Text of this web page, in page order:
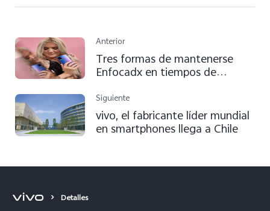
Anterior
Tres formas de mantenerse
Enfocadx en tiempos de
Siguiente
vivo, el fabricante líder mundial
en smartphones llega a Chile
Detalles